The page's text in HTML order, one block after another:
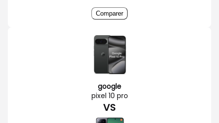
Comparer
google
pixel 10 pro
VS